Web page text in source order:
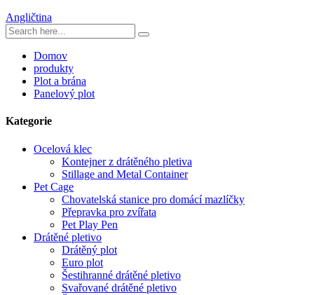
Angličtina
Domov
produkty
Plot a brána
Panelový plot
Kategorie
Ocelová klec
Kontejner z drátěného pletiva
Stillage and Metal Container
Pet Cage
Chovatelská stanice pro domácí mazlíčky
Přepravka pro zvířata
Pet Play Pen
Drátěné pletivo
Drátěný plot
Euro plot
Šestihranné drátěné pletivo
Svařované drátěné pletivo